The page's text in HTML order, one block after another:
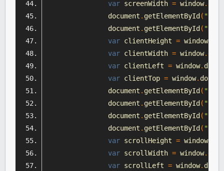
var screenWidth = window.
		document
. getElementById (
		document
. getElementById (
var clientHeight = window.
var clientWidth = window.
var clientLeft = window.
var clientTop = window.
		document
. getElementById ( "ch"
		document
. getElementById ( "cw"
		document
. getElementById ( "cl"
		document
. getElementById ( "ct"
var scrollHeight = window.
var scrollWidth = window.
var scrollLeft = window.